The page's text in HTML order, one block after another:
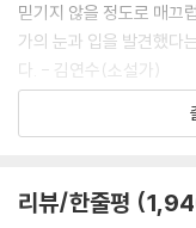
세 번째 루이는 이전의 루
게 대했다. 세 번째 루이
이었다. 그리고 그는 이전
신비한 세계에 몽환적인
믿기지 않을 정도로 매끄
가의 눈과 입을 발견했다
다. - 김연수(소설가)
김초엽의 소설은 상상의
을 것만 같다.
리뷰/한줄평